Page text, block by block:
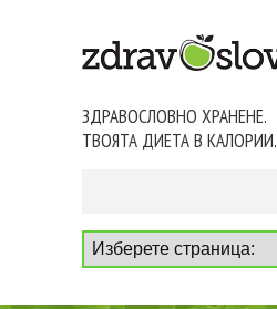
ЗДРАВОСЛОВНО ХРАНЕНЕ.
ТВОЯТА ДИЕТА В КАЛОРИИ.